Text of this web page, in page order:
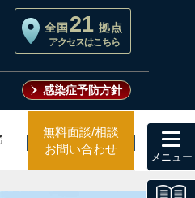
全国 21 拠点
アクセスはこちら
感染症予防方針
無料面談/相談
お問い合わせ